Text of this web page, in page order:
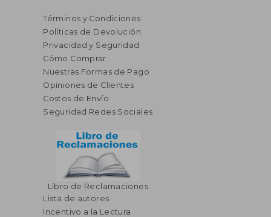
45%
dcto.
$ 344.91
$ 189.70
Términos y Condiciones
Políticas de Devolución
Privacidad y Seguridad
Cómo Comprar
Nuestras Formas de Pago
Opiniones de Clientes
Costos de Envío
Seguridad Redes Sociales
Libro de Reclamaciones
Lista de autores
Incentivo a la Lectura